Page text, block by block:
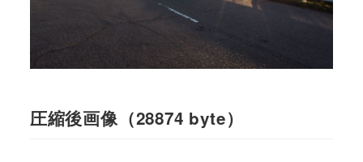
圧縮後画像（28874 byte）